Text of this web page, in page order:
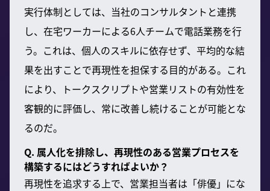
実行体制としては、当社のコンサルタントと連携
し、在宅ワーカーによる6人チームで電話業務を行
う。これは、個人のスキルに依存せず、平均的な結
果を出すことで再現性を担保する目的がある。これ
により、トークスクリプトや営業リストの有効性を
客観的に評価し、常に改善し続けることが可能とな
るのだ。
Q. 属人化を排除し、再現性のある営業プロセスを
構築するにはどうすればよいか？
再現性を追求する上で、営業担当者は「俳優」にな